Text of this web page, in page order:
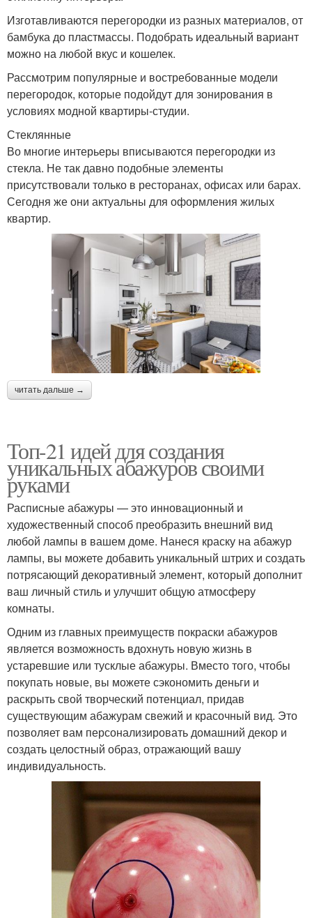
Изготавливаются перегородки из разных материалов, от
бамбука до пластмассы. Подобрать идеальный вариант
можно на любой вкус и кошелек.
Рассмотрим популярные и востребованные модели
перегородок, которые подойдут для зонирования в
условиях модной квартиры-студии.
Стеклянные
Во многие интерьеры вписываются перегородки из
стекла. Не так давно подобные элементы
присутствовали только в ресторанах, офисах или барах.
Сегодня же они актуальны для оформления жилых
квартир.
читать дальше →
Топ-21 идей для создания
уникальных абажуров своими
руками
Расписные абажуры — это инновационный и
художественный способ преобразить внешний вид
любой лампы в вашем доме. Нанеся краску на абажур
лампы, вы можете добавить уникальный штрих и создать
потрясающий декоративный элемент, который дополнит
ваш личный стиль и улучшит общую атмосферу
комнаты.
Одним из главных преимуществ покраски абажуров
является возможность вдохнуть новую жизнь в
устаревшие или тусклые абажуры. Вместо того, чтобы
покупать новые, вы можете сэкономить деньги и
раскрыть свой творческий потенциал, придав
существующим абажурам свежий и красочный вид. Это
позволяет вам персонализировать домашний декор и
создать целостный образ, отражающий вашу
индивидуальность.